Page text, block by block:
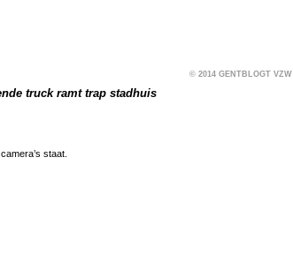
© 2014 GENTBLOGT VZW
truck ramt trap stadhuis
staat.